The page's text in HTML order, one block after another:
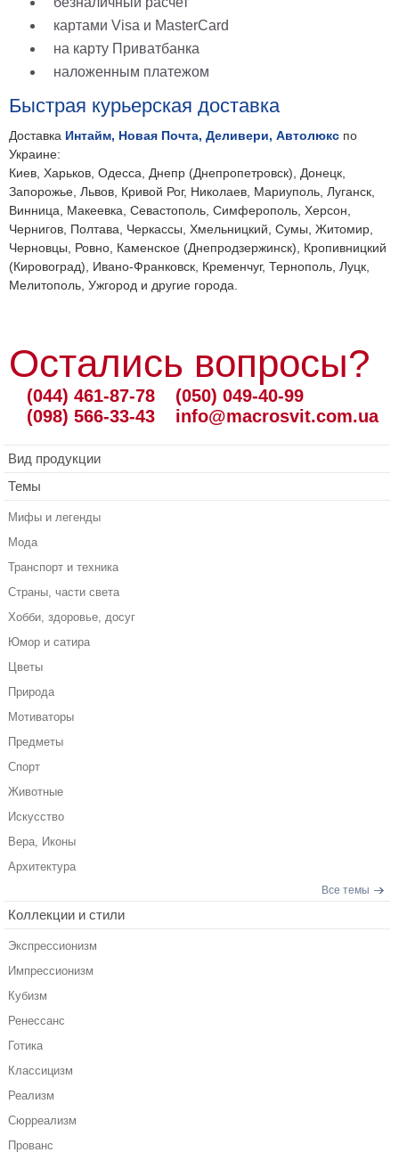
картами Visa и MasterCard
на карту Приватбанка
наложенным платежом
Быстрая курьерская доставка
Доставка Интайм, Новая Почта, Деливери, Автолюкс по
Украине:
Киев, Харьков, Одесса, Днепр (Днепропетровск), Донецк,
Запорожье, Львов, Кривой Рог, Николаев, Мариуполь, Луганск,
Винница, Макеевка, Севастополь, Симферополь, Херсон,
Чернигов, Полтава, Черкассы, Хмельницкий, Сумы, Житомир,
Черновцы, Ровно, Каменское (Днепродзержинск), Кропивницкий
(Кировоград), Ивано-Франковск, Кременчуг, Тернополь, Луцк,
Мелитополь, Ужгород и другие города.
Остались вопросы?
(044) 461-87-78
(098) 566-33-43
(050) 049-40-99
info@macrosvit.com.ua
Вид продукции
Темы
Мифы и легенды
Мода
Транспорт и техника
Страны, части света
Хобби, здоровье, досуг
Юмор и сатира
Цветы
Природа
Мотиваторы
Предметы
Спорт
Животные
Искусство
Вера, Иконы
Архитектура
Все темы
Коллекции и стили
Экспрессионизм
Импрессионизм
Кубизм
Ренессанс
Готика
Классицизм
Реализм
Сюрреализм
Прованс